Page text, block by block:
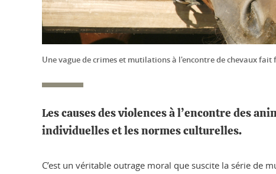
Une vague de crimes et mutilations à l'encontre de chevaux
Les causes des violences à l’encontre des
individuelles et les normes culturelles.
C’est un véritable outrage moral que suscite la série de